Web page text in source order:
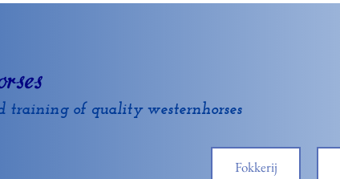
training of quality westernhorses
Fokkerij